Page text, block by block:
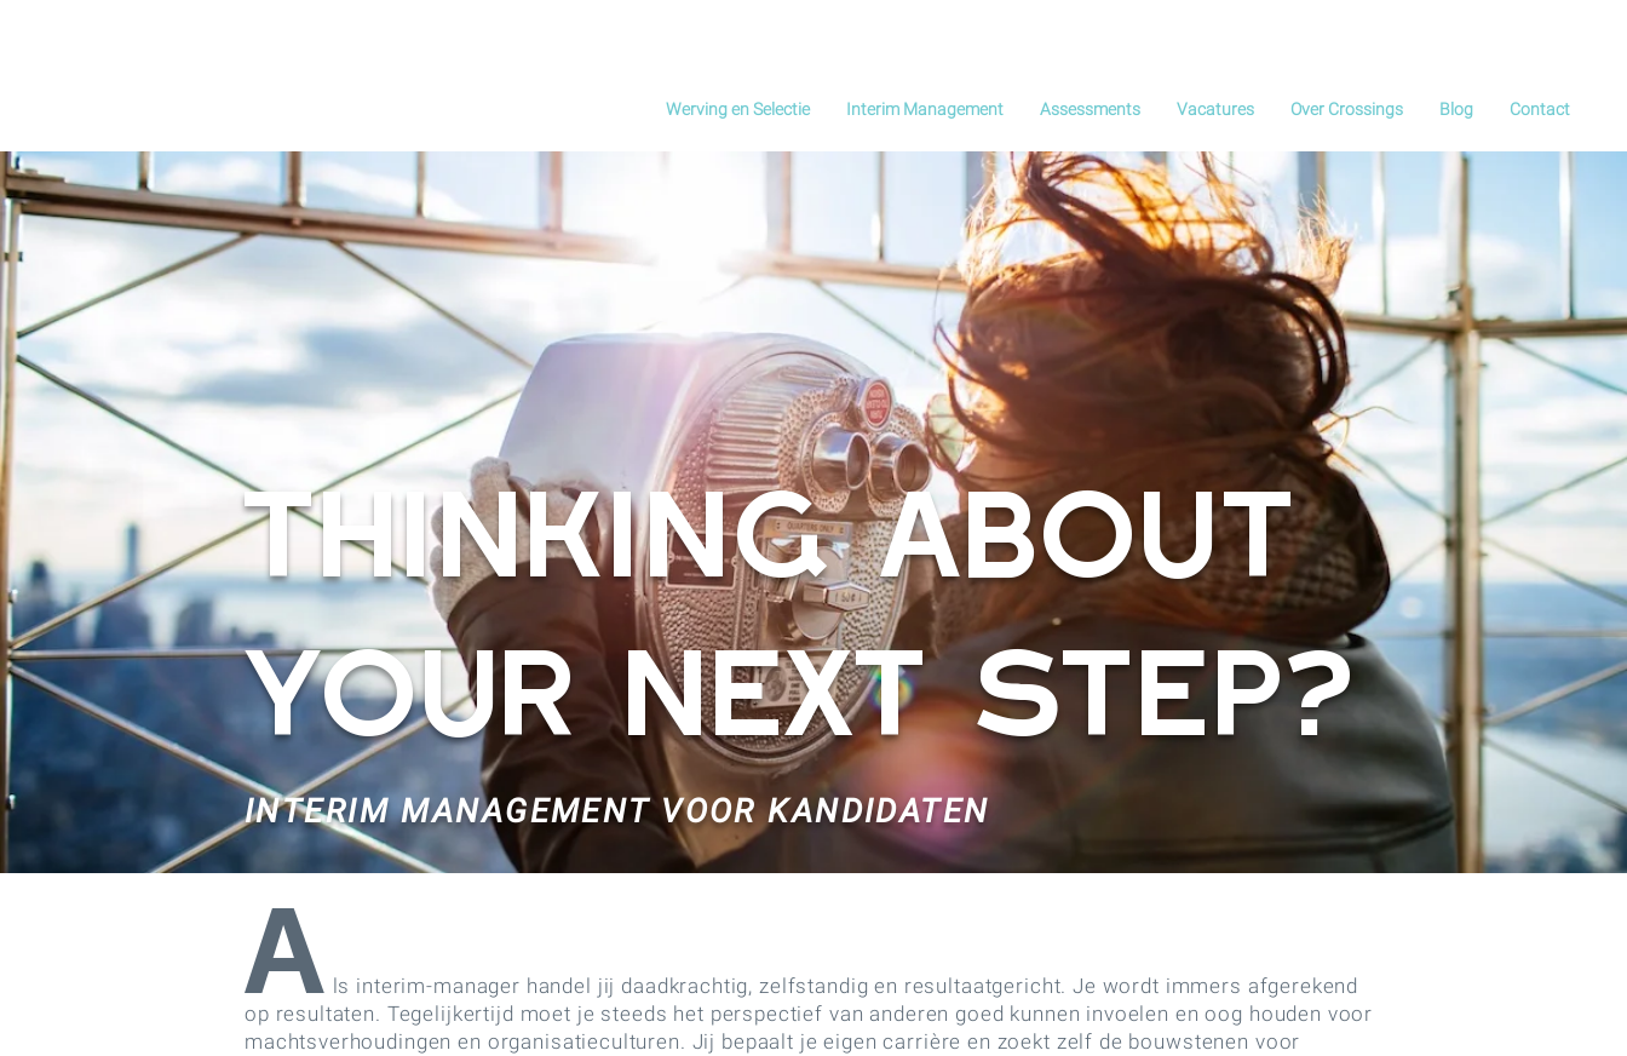
Werving en Selectie Interim Management Assessments Vacatures Over Crossings Blog Contact
Thinking about
your next step?
INTERIM MANAGEMENT VOOR KANDIDATEN
A ls interim-manager handel jij daadkrachtig, zelfstandig en resultaatgericht. Je wordt immers afgerekend
op resultaten. Tegelijkertijd moet je steeds het perspectief van anderen goed kunnen invoelen en oog houden voor
machtsverhoudingen en organisatieculturen. Jij bepaalt je eigen carrière en zoekt zelf de bouwstenen voor